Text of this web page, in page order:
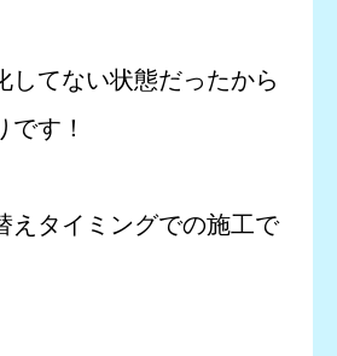
してない状態だったから
です！
えタイミングでの施工で